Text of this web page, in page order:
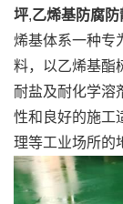
坪,乙烯基防腐
烯基体系一种专
料，以乙烯基酯
耐盐及耐化学溶
性和良好的施工
理等工业场所的